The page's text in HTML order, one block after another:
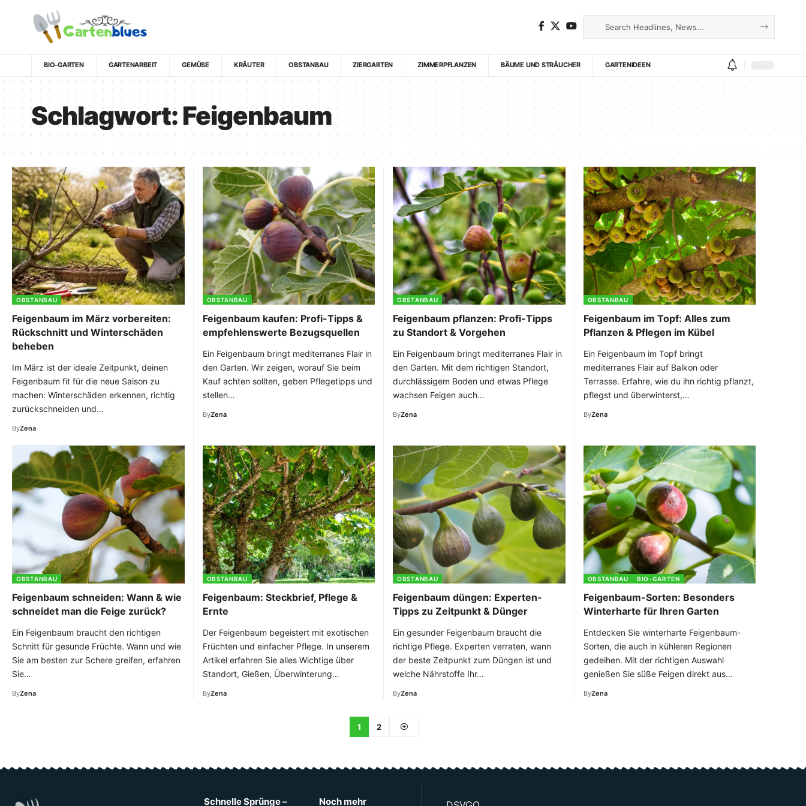
BIO-GARTEN GARTENARBEIT GEMÜSE KRÄUTER OBSTANBAU ZIERGARTEN ZIMMERPFLANZEN BÄUME UND STRÄUCHER GARTENIDEEN
Schlagwort:Feigenbaum
OBSTANBAU
Feigenbaum im März vorbereiten:
Rückschnitt und Winterschäden
beheben
Im März ist der ideale Zeitpunkt, deinen
Feigenbaum fit für die neue Saison zu
machen: Winterschäden erkennen, richtig
zurückschneiden und…
ByZena
OBSTANBAU
Feigenbaum kaufen: Profi-Tipps &
empfehlenswerte Bezugsquellen
Ein Feigenbaum bringt mediterranes Flair in
den Garten. Wir zeigen, worauf Sie beim
Kauf achten sollten, geben Pflegetipps und
stellen…
ByZena
OBSTANBAU
Feigenbaum pflanzen: Profi-Tipps
zu Standort & Vorgehen
Ein Feigenbaum bringt mediterranes Flair in
den Garten. Mit dem richtigen Standort,
durchlässigem Boden und etwas Pflege
wachsen Feigen auch…
ByZena
OBSTANBAU
Feigenbaum im Topf: Alles zum
Pflanzen & Pflegen im Kübel
Ein Feigenbaum im Topf bringt
mediterranes Flair auf Balkon oder
Terrasse. Erfahre, wie du ihn richtig pflanzt,
pflegst und überwinterst,…
ByZena
OBSTANBAU
Feigenbaum schneiden: Wann & wie
schneidet man die Feige zurück?
Ein Feigenbaum braucht den richtigen
Schnitt für gesunde Früchte. Wann und wie
Sie am besten zur Schere greifen, erfahren
Sie…
ByZena
OBSTANBAU
Feigenbaum: Steckbrief, Pflege &
Ernte
Der Feigenbaum begeistert mit exotischen
Früchten und einfacher Pflege. In unserem
Artikel erfahren Sie alles Wichtige über
Standort, Gießen, Überwinterung…
ByZena
OBSTANBAU
Feigenbaum düngen: Experten-
Tipps zu Zeitpunkt & Dünger
Ein gesunder Feigenbaum braucht die
richtige Pflege. Experten verraten, wann
der beste Zeitpunkt zum Düngen ist und
welche Nährstoffe Ihr…
ByZena
OBSTANBAU BIO-GARTEN
Feigenbaum-Sorten: Besonders
Winterharte für Ihren Garten
Entdecken Sie winterharte Feigenbaum-
Sorten, die auch in kühleren Regionen
gedeihen. Mit der richtigen Auswahl
genießen Sie süße Feigen direkt aus…
ByZena
1 2
Schnelle Sprünge – Noch mehr